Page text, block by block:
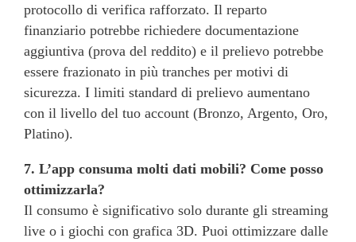
protocollo di verifica rafforzato. Il reparto
finanziario potrebbe richiedere documentazione
aggiuntiva (prova del reddito) e il prelievo potrebbe
essere frazionato in più tranches per motivi di
sicurezza. I limiti standard di prelievo aumentano
con il livello del tuo account (Bronzo, Argento, Oro,
Platino).
7. L’app consuma molti dati mobili? Come posso
ottimizzarla?
Il consumo è significativo solo durante gli streaming
live o i giochi con grafica 3D. Puoi ottimizzare dalle